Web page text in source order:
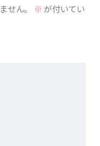
せん。 ※が付いてい